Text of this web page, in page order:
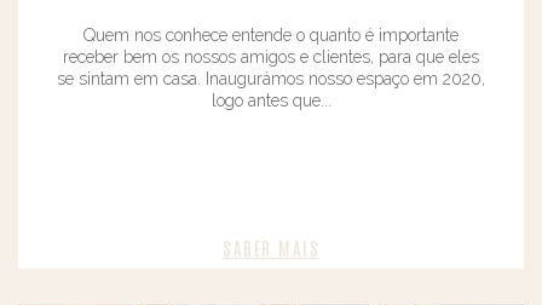
Quem nos conhece entende o quanto é importante
receber bem os nossos amigos e clientes, para que eles
se sintam em casa. Inaugurámos nosso espaço em 2020,
logo antes que...
SABER MAIS​